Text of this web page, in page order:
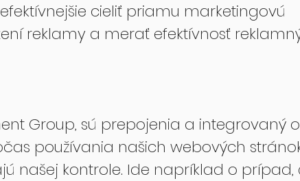
cieliť priamu marketingovú
reklamy a merať efektívnosť
Group, sú prepojenia a integrovaný
používania našich webových
našej kontrole. Ide napríklad o prípad,